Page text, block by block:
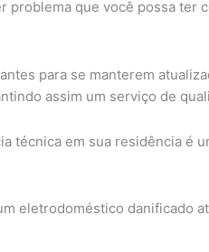
problema que você possa ter
para se manterem
assim um serviço de
técnica em sua residência é
eletrodoméstico danificado